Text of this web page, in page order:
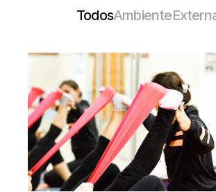
TodosAmbiente